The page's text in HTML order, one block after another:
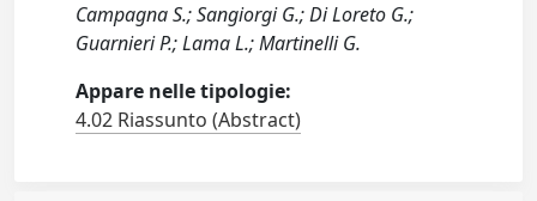
Campagna S.; Sangiorgi G.; Di Loreto G.;
Guarnieri P.; Lama L.; Martinelli G.
Appare nelle tipologie:
4.02 Riassunto (Abstract)